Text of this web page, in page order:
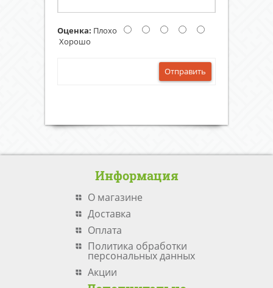
Оценка: Плохо
Хорошо
Отправить
Информация
О магазине
Доставка
Оплата
Политика обработки
персональных данных
Акции